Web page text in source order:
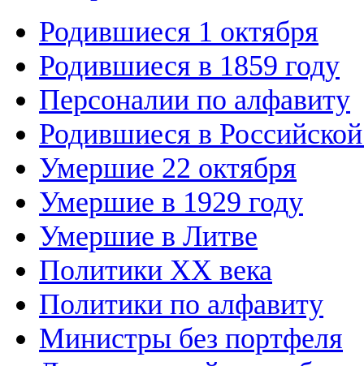
Родившиеся 1 октября
Родившиеся в 1859 году
Персоналии по алфавиту
Родившиеся в
Умершие 22 октября
Умершие в 1929 году
Умершие в Литве
Политики XX века
Политики по алфавиту
Министры без портфеля